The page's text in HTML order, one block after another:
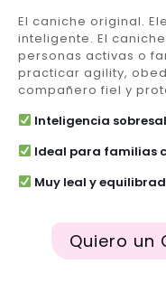
El caniche original.
inteligente. El
personas activas o
practicar agility,
compañero fiel y
Inteligencia
Ideal para familias
Muy leal y
Quiero un